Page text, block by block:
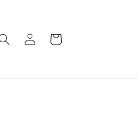
EinloggenWarenkorb